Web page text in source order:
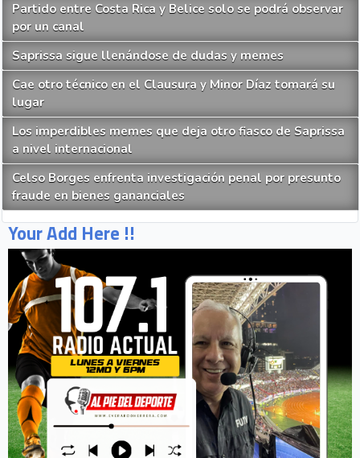
Partido entre Costa Rica y Belice solo se podrá observar
por un canal
Saprissa sigue llenándose de dudas y memes
Cae otro técnico en el Clausura y Minor Díaz tomará su
lugar
Los imperdibles memes que deja otro fiasco de Saprissa
a nivel internacional
Celso Borges enfrenta investigación penal por presunto
fraude en bienes gananciales
Your Add Here !!